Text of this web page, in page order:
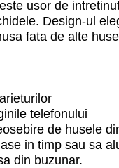
usor de
Design-ul
fata de alte
telefonului
de husele
in timp sau sa
din buzunar.